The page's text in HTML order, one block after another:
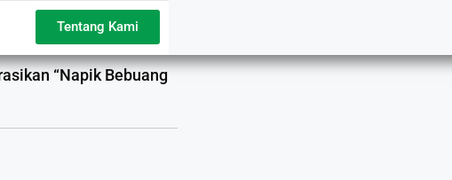
Tentang Kami
“Napik Bebuang